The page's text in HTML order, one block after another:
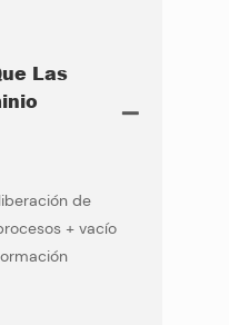
Las
de
+ vacío